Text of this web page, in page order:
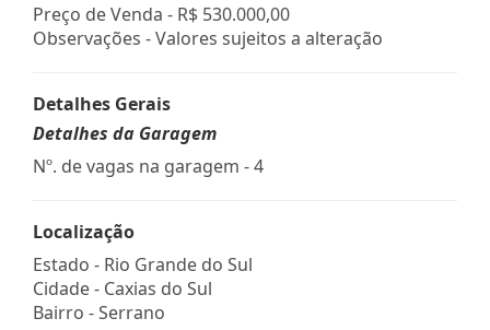
Preço de Venda - R$ 530.000,00
Observações - Valores sujeitos a alteração
Detalhes Gerais
Detalhes da Garagem
Nº. de vagas na garagem - 4
Localização
Estado - Rio Grande do Sul
Cidade - Caxias do Sul
Bairro -Serrano